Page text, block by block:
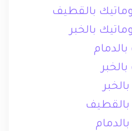
بالقطيف
بالخبر